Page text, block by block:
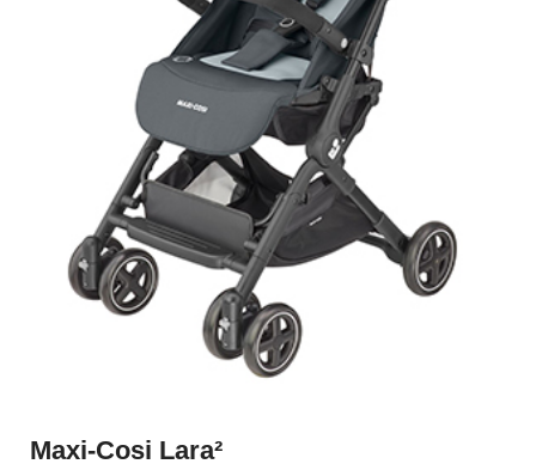
Maxi-Cosi Lara²